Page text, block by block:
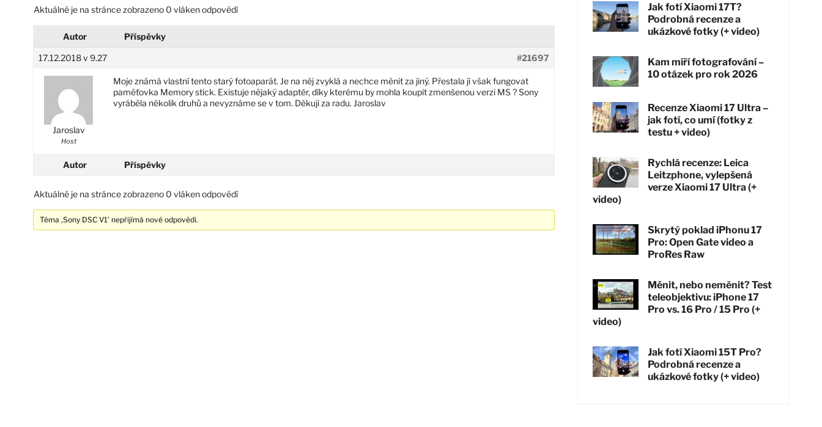
Aktuálně je na stránce zobrazeno 0 vláken odpovědí
Autor Příspěvky
17.12.2018 v 9.27 #21697
Jaroslav
Host
Moje známá vlastní tento starý fotoaparát. Je na něj zvyklá a nechce měnit za jiný. Přestala jí však fungovat
paměťovka Memory stick. Existuje nějaký adaptér, díky kterému by mohla koupit zmenšenou verzi MS ? Sony
vyráběla několik druhů a nevyznáme se v tom. Děkuji za radu. Jaroslav
Autor Příspěvky
Aktuálně je na stránce zobrazeno 0 vláken odpovědí
Téma ‚Sony DSC V1’ nepřijímá nové odpovědi.
Jak fotí Xiaomi 17T?
Podrobná recenze a
ukázkové fotky (+ video)
Kam míří fotografování –
10 otázek pro rok 2026
Recenze Xiaomi 17 Ultra –
jak fotí, co umí (fotky z
testu + video)
Rychlá recenze: Leica
Leitzphone, vylepšená
verze Xiaomi 17 Ultra (+
video)
Skrytý poklad iPhonu 17
Pro: Open Gate video a
ProRes Raw
Měnit, nebo neměnit? Test
teleobjektivu: iPhone 17
Pro vs. 16 Pro / 15 Pro (+
video)
Jak fotí Xiaomi 15T Pro?
Podrobná recenze a
ukázkové fotky (+ video)